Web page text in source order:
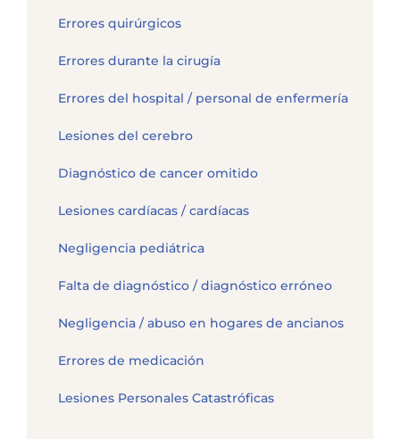
Errores quirúrgicos
Errores durante la cirugía
Errores del hospital / personal de enfermería
Lesiones del cerebro
Diagnóstico de cancer omitido
Lesiones cardíacas / cardíacas
Negligencia pediátrica
Falta de diagnóstico / diagnóstico erróneo
Negligencia / abuso en hogares de ancianos
Errores de medicación
Lesiones Personales Catastróficas